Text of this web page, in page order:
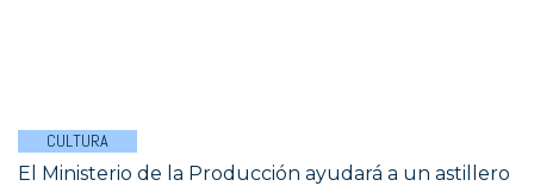
CULTURA
El Ministerio de la Producción ayudará a un astillero